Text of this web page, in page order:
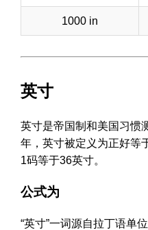
1000 in
英寸
英寸是帝国制和美国习惯
年，英寸被定义为正好等
1码等于36英寸。
公式为
“英寸”一词源自拉丁语单